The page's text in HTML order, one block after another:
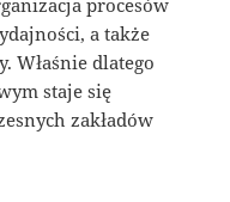
a także
Właśnie dlatego
staje się
zakładów